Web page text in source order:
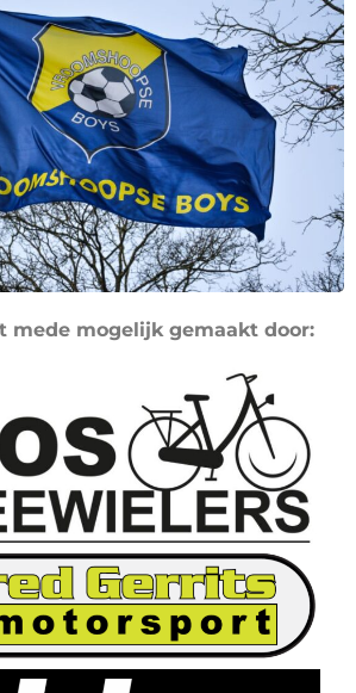
mede mogelijk gemaakt door: